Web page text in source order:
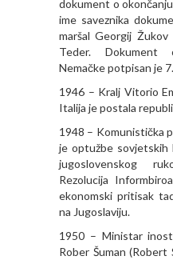
dokument o
ime saveznika
maršal Georgij
Teder. Dokument
Nemačke potpisan je
1946 – Kralj Vitorio
Italija je postala
1948 – Komunistička
je optužbe
jugoslovenskog
Rezolucija
ekonomski pritisak
na Jugoslaviju.
1950 – Ministar
Rober Šuman